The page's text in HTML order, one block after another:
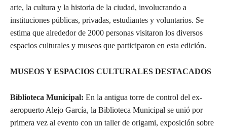
arte, la cultura y la historia de la ciudad, involucrando a
instituciones públicas, privadas, estudiantes y voluntarios. Se
estima que alrededor de 2000 personas visitaron los diversos
espacios culturales y museos que participaron en esta edición.
MUSEOS Y ESPACIOS CULTURALES DESTACADOS
Biblioteca Municipal: En la antigua torre de control del ex-
aeropuerto Alejo García, la Biblioteca Municipal se unió por
primera vez al evento con un taller de origami, exposición sobre